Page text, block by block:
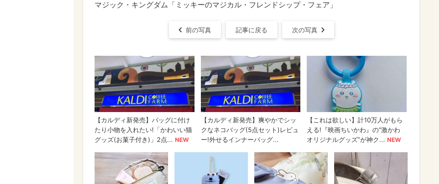
マジック・キングダム「ミッキーのマジカル・フレンドシップ・フェア」
前の写真 記事に戻る 次の写真